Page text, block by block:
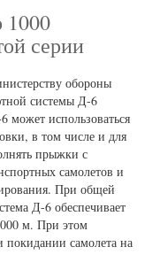
серии
обороны
системы Д-6
может использоваться
в том числе и для
прыжки с
самолетов и
При общей
Д-6 обеспечивает
м. При этом
покидании самолета на